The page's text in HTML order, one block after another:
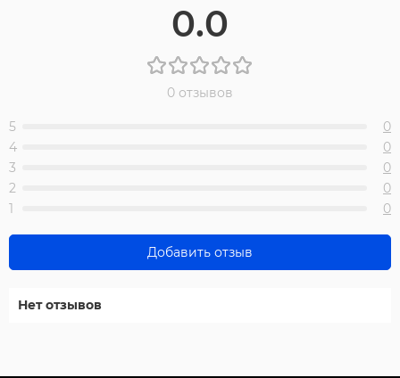
0.0
0 отзывов
5
0
4
0
3
0
2
0
1
0
Добавить отзыв
Нет отзывов